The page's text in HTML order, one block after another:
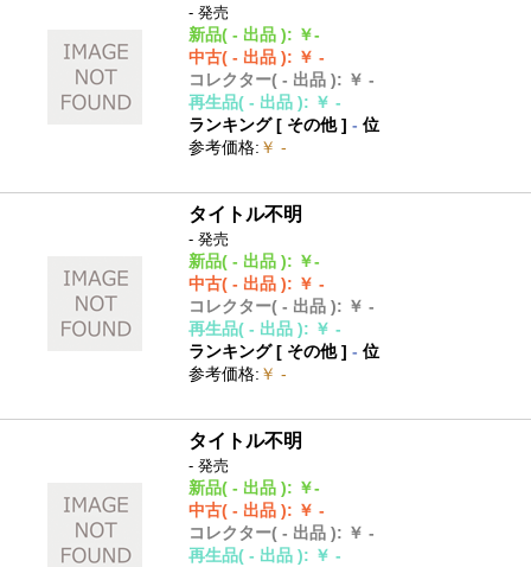
- 発売
新品( - 出品 ): ￥-
中古( - 出品 ): ￥ -
コレクター( - 出品 ): ￥ -
再生品( - 出品 ): ￥ -
ランキング [ その他]- 位
参考価格: ￥ -
タイトル不明
- 発売
新品( - 出品 ): ￥-
中古( - 出品 ): ￥ -
コレクター( - 出品 ): ￥ -
再生品( - 出品 ): ￥ -
ランキング [ その他]- 位
参考価格: ￥ -
タイトル不明
- 発売
新品( - 出品 ): ￥-
中古( - 出品 ): ￥ -
コレクター( - 出品 ): ￥ -
再生品( - 出品 ): ￥ -